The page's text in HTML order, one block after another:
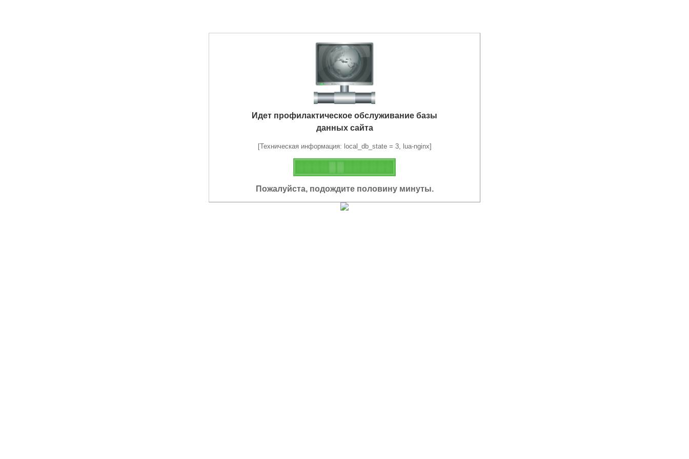
Идет профилактическое обслуживание базы
данных сайта
[Техническая информация: local_db_state = 3, lua-nginx]
Пожалуйста, подождите половину минуты.